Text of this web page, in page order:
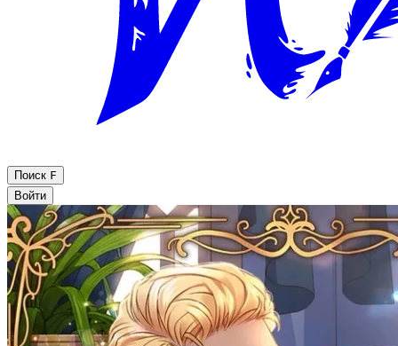
Поиск F
Войти